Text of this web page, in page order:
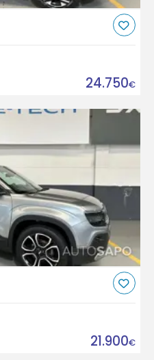
24.750€
21.900€